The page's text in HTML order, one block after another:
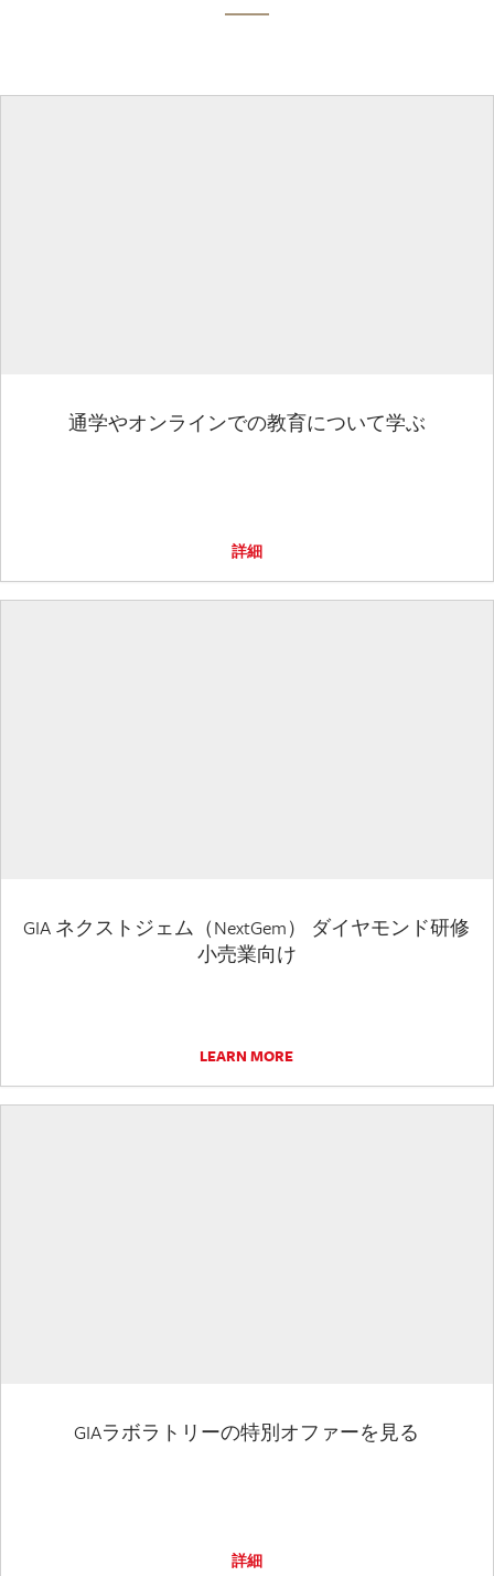
通学やオンラインでの教育について学ぶ
詳細
GIA ネクストジェム（NextGem） ダイヤモンド研修
小売業向け
LEARN MORE
GIAラボラトリーの特別オファーを見る
詳細